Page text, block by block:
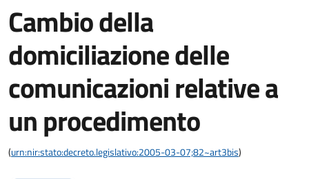
Cambio della
domiciliazione delle
comunicazioni relative a
un procedimento
(urn:nir:stato:decreto.legislativo:2005-03-07;82~art3bis)